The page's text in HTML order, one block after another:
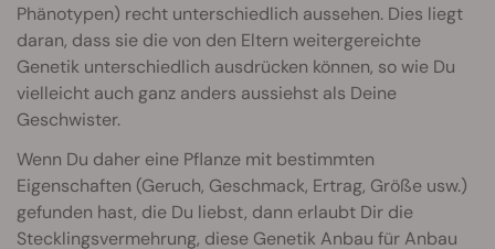
Phänotypen) recht unterschiedlich aussehen. Dies liegt
daran, dass sie die von den Eltern weitergereichte
Genetik unterschiedlich ausdrücken können, so wie Du
vielleicht auch ganz anders aussiehst als Deine
Geschwister.
Wenn Du daher eine Pflanze mit bestimmten
Eigenschaften (Geruch, Geschmack, Ertrag, Größe usw.)
gefunden hast, die Du liebst, dann erlaubt Dir die
Stecklingsvermehrung, diese Genetik Anbau für Anbau